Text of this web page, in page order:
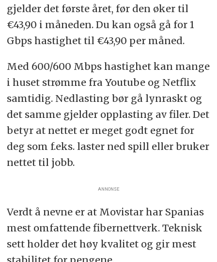
Dårlig kundeservice ser ut til å være
en fellesnevner blant alle de store, og
ingen gjør det spesielt bedre enn de
gjelder det første året, før den øker til
€43,90 i måneden. Du kan også gå for 1
Gbps hastighet til €43,90 per måned.
Med 600/600 Mbps hastighet kan mange
i huset strømme fra Youtube og Netflix
samtidig. Nedlasting bør gå lynraskt og
det samme gjelder opplasting av filer. Det
betyr at nettet er meget godt egnet for
deg som f.eks. laster ned spill eller bruker
nettet til jobb.
ANNONSE
Verdt å nevne er at Movistar har Spanias
mest omfattende fibernettverk. Teknisk
sett holder det høy kvalitet og gir mest